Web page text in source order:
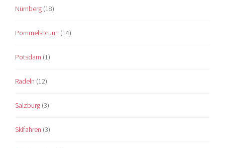
Nürnberg (18)
Pommelsbrunn (14)
Potsdam (1)
Radeln (12)
Salzburg (3)
Skifahren (3)